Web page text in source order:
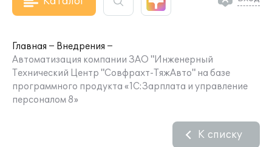
Главная
Внедрения
Автоматизация компании ЗАО "Инженерный
Технический Центр "Совфрахт-ТяжАвто" на базе
программного продукта «1С:Зарплата и управление
персоналом 8»
К списку